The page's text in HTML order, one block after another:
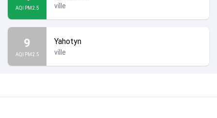
AQI PM2.5 ville
9
AQI PM2.5
Yahotyn
ville